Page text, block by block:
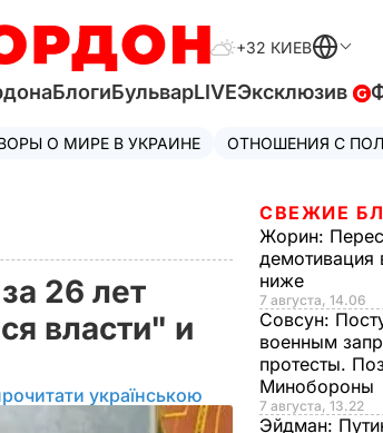
+32 КИЕВ
БлогиБульварLIVEЭксклюзив
О МИРЕ В УКРАИНЕ ОТНОШЕНИЯ С
26 лет
власти" и
українською
СВЕЖИЕ
Жорин:
демотивация
ниже
7 августа, 14.06
Совсун:
военным
протесты.
Минобороны
7 августа, 13.22
Эйдман: